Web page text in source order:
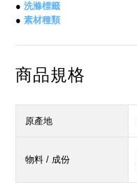
● 洗滌標籤
● 素材種類
商品規格
原產地
物料 / 成份